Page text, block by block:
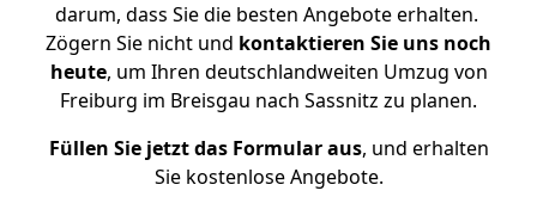
darum, dass Sie die besten Angebote erhalten.
Zögern Sie nicht und kontaktieren Sie uns noch
heute, um Ihren deutschlandweiten Umzug von
Freiburg im Breisgau nach Sassnitz zu planen.
Füllen Sie jetzt das Formular aus, und erhalten
Sie kostenlose Angebote.